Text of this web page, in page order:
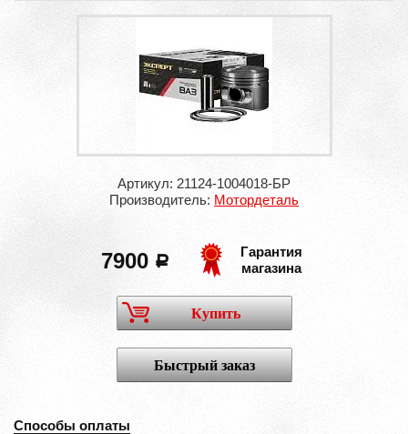
Артикул: 21124-1004018-БР
Производитель: Мотордеталь
7900 a
Гарантия
магазина
Купить
Быстрый заказ
Способы оплаты